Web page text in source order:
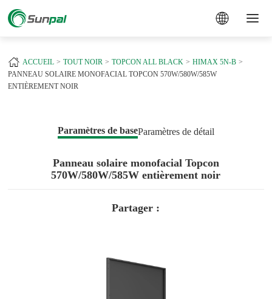
ACCUEIL TOUT NOIR TOPCON ALL BLACK
HIMAX 5N-B
PANNEAU SOLAIRE MONOFACIAL TOPCON 570W/580W/585W
ENTIÈREMENT NOIR
Paramètres de baseParamètres de détail
Panneau solaire monofacial Topcon
570W/580W/585W entièrement noir
Partager :